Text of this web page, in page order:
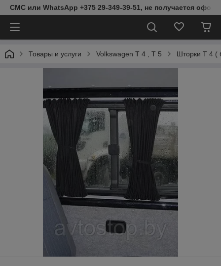
СМС или WhatsApp +375 29-349-39-51, не получается
Товары и услуги Volkswagen T 4 , T 5 Шторки Т 4